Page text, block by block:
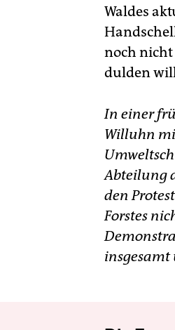
Waldes
noch nicht
dulden
In einer
Willuhn
Abteilung
den
Forstes
insgesamt